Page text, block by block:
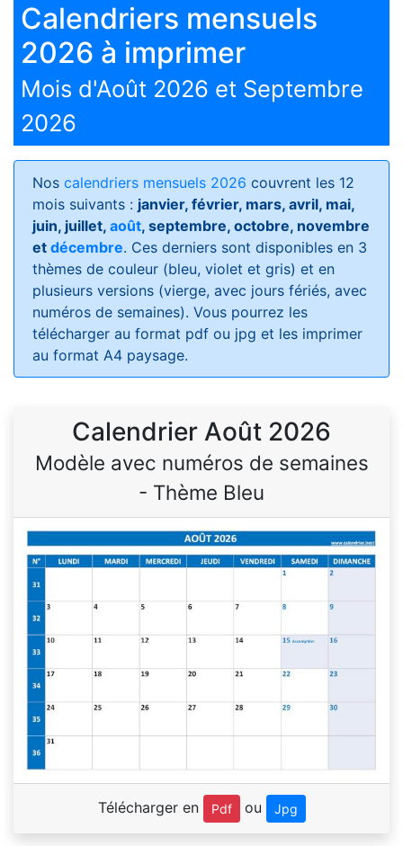
Calendriers mensuels
2026 à imprimer
Mois d'Août 2026 et Septembre
2026
Nos calendriers mensuels 2026 couvrent les 12
mois suivants : janvier, février, mars, avril, mai,
juin, juillet, août, septembre, octobre, novembre
et décembre. Ces derniers sont disponibles en 3
thèmes de couleur (bleu, violet et gris) et en
plusieurs versions (vierge, avec jours fériés, avec
numéros de semaines). Vous pourrez les
télécharger au format pdf ou jpg et les imprimer
au format A4 paysage.
Calendrier Août 2026
Modèle avec numéros de semaines
- Thème Bleu
Télécharger en Pdf ou Jpg